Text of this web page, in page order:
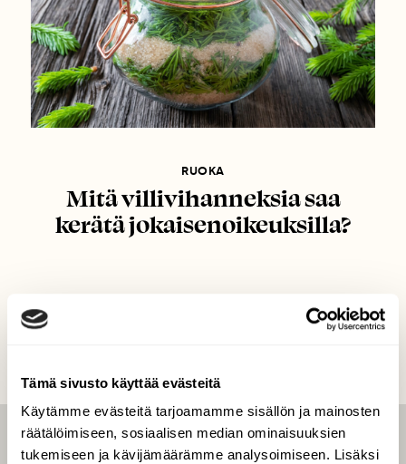
Tämä sivusto käyttää evästeitä
Käytämme evästeitä tarjoamamme sisällön ja mainosten
räätälöimiseen, sosiaalisen median ominaisuuksien
tukemiseen ja kävijämäärämme analysoimiseen. Lisäksi
RUOKA
Mitä villivihanneksia saa
kerätä jokaisenoikeuksilla?
LEHTI